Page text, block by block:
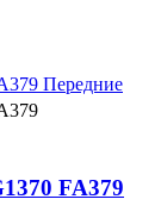
FA379